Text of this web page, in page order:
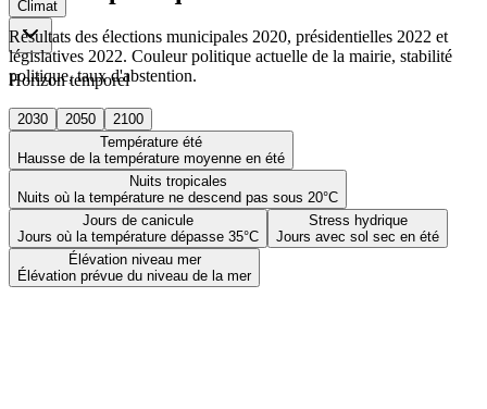
Climat
Horizon temporel
2030 2050
2100
Température été
Hausse de la température moyenne en été
Nuits tropicales
Nuits où la température ne descend pas sous 20°C
Jours de canicule
Jours où la température dépasse 35°C
Stress hydrique
Jours avec sol sec en été
Élévation niveau mer
Élévation prévue du niveau de la mer
Résultats des élections municipales 2020, présidentielles 2022 et
législatives 2022. Couleur politique actuelle de la mairie, stabilité
politique, taux d'abstention.